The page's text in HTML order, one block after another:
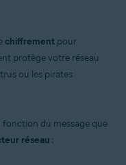
Enseignement -
Édition Familiale
- Service Pack 1
chiffrement pour
protège votre réseau
ou les pirates
du message que
réseau :